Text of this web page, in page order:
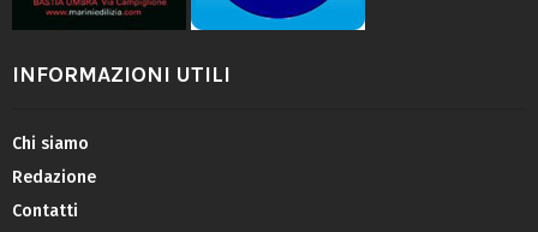
INFORMAZIONI UTILI
Chi siamo
Redazione
Contatti